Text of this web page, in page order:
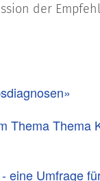
der
Thema
eine Umfrage